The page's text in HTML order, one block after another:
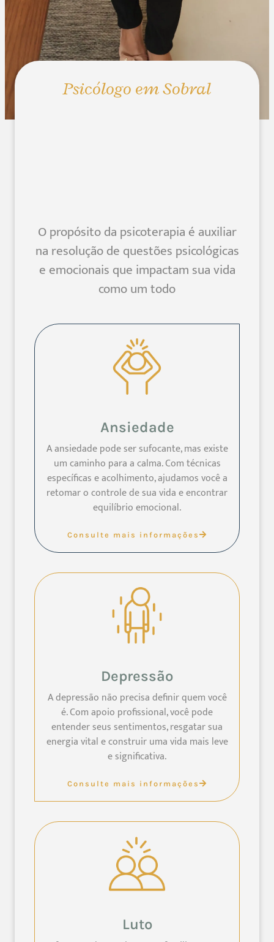
Psicólogo em Sobral
O propósito da psicoterapia é auxiliar
na resolução de questões psicológicas
e emocionais que impactam sua vida
como um todo
Ansiedade
A ansiedade pode ser sufocante, mas existe
um caminho para a calma. Com técnicas
específicas e acolhimento, ajudamos você a
retomar o controle de sua vida e encontrar
equilíbrio emocional.
Consulte mais informações
Depressão
A depressão não precisa definir quem você
é. Com apoio profissional, você pode
entender seus sentimentos, resgatar sua
energia vital e construir uma vida mais leve
e significativa.
Consulte mais informações
Luto